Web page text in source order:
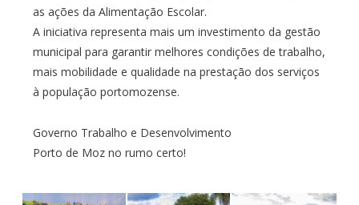
as ações da Alimentação Escolar.
A iniciativa representa mais um investimento da gestão
municipal para garantir melhores condições de trabalho,
mais mobilidade e qualidade na prestação dos serviços
à população portomozense.
Governo Trabalho e Desenvolvimento
Porto de Moz no rumo certo!